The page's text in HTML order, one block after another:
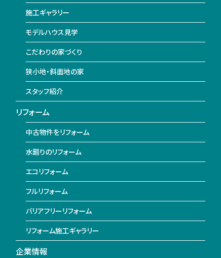
施工ギャラリー
モデルハウス見学
こだわりの家づくり
狭小地・斜面地の家
スタッフ紹介
リフォーム
中古物件をリフォーム
水廻りのリフォーム
エコリフォーム
フルリフォーム
バリアフリーリフォーム
リフォーム施工ギャラリー
企業情報